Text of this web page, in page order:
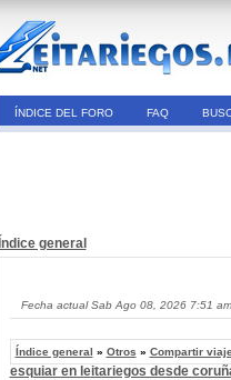
ÍNDICE DEL FORO FAQ
Índice general
Fecha actual Sab Ago 08, 2026 7:51 am
Índice general » Otros » Compartir
esquiar en leitariegos desde